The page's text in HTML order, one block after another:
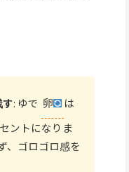
: ゆで 卵
は
ントになりま
、ゴロゴロ感を